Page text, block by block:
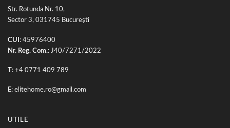
Str. Rotunda Nr. 10,
Sector 3, 031745 București
CUI : 45976400
Nr. Reg. Com.: J40/7271/2022
T: +4 0771 409 789
E: elitehome.ro@gmail.com
UTILE